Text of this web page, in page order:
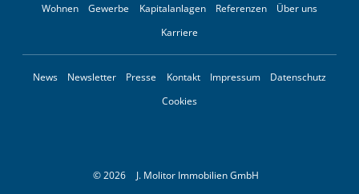
Wohnen Gewerbe Kapitalanlagen Referenzen
Über uns
Karriere
News Newsletter Presse Kontakt Impressum
Datenschutz
Cookies
© 2026 J. Molitor Immobilien GmbH